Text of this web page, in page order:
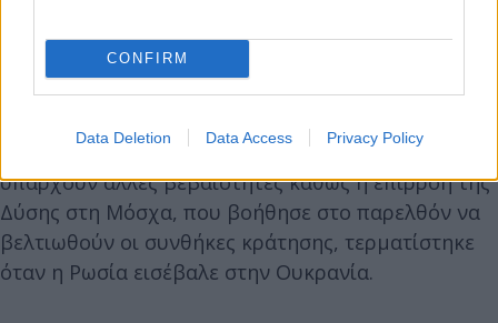
CONFIRM
Data Deletion Data Access Privacy Policy
Ο Βολκόφ δήλωσε ότι μόλις ο Πούτιν φύγει από το
προσκήνιο, ο Ναβάλνι θα απελευθερωθεί, αλλά δεν
υπάρχουν άλλες βεβαιότητες καθώς η επιρροή της
Δύσης στη Μόσχα, που βοήθησε στο παρελθόν να
βελτιωθούν οι συνθήκες κράτησης, τερματίστηκε
όταν η Ρωσία εισέβαλε στην Ουκρανία.